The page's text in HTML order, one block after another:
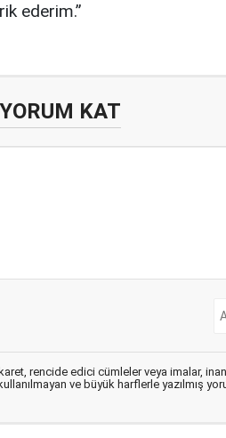
ederim.”
YORUM KAT
rencide edici cümleler veya imalar,
ve büyük harflerle yazılmış